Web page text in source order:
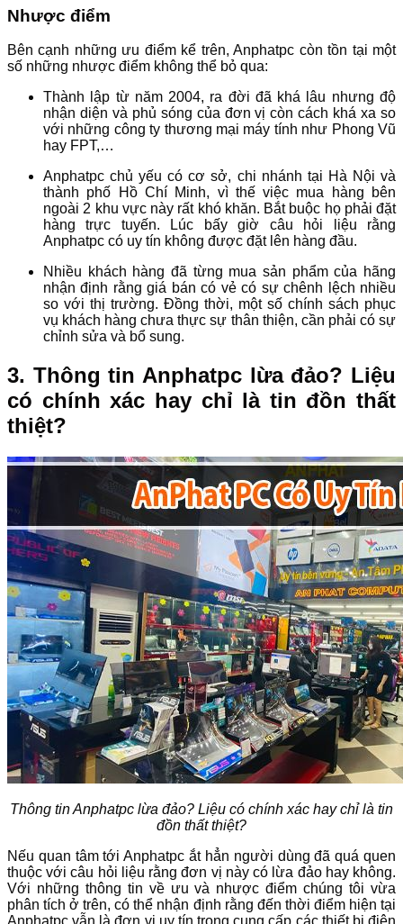
Nhược điểm
Bên cạnh những ưu điểm kể trên, Anphatpc còn tồn tại một
số những nhược điểm không thể bỏ qua:
Thành lập từ năm 2004, ra đời đã khá lâu nhưng độ
nhận diện và phủ sóng của đơn vị còn cách khá xa so
với những công ty thương mại máy tính như Phong Vũ
hay FPT,…
Anphatpc chủ yếu có cơ sở, chi nhánh tại Hà Nội và
thành phố Hồ Chí Minh, vì thế việc mua hàng bên
ngoài 2 khu vực này rất khó khăn. Bắt buộc họ phải đặt
hàng trực tuyến. Lúc bấy giờ câu hỏi liệu rằng
Anphatpc có uy tín không được đặt lên hàng đầu.
Nhiều khách hàng đã từng mua sản phẩm của hãng
nhận định rằng giá bán có vẻ có sự chênh lệch nhiều
so với thị trường. Đồng thời, một số chính sách phục
vụ khách hàng chưa thực sự thân thiện, cần phải có sự
chỉnh sửa và bổ sung.
3. Thông tin Anphatpc lừa đảo? Liệu
có chính xác hay chỉ là tin đồn thất
thiệt?
Thông tin Anphatpc lừa đảo? Liệu có chính xác hay chỉ là tin
đồn thất thiệt?
Nếu quan tâm tới Anphatpc ắt hẳn người dùng đã quá quen
thuộc với câu hỏi liệu rằng đơn vị này có lừa đảo hay không.
Với những thông tin về ưu và nhược điểm chúng tôi vừa
phân tích ở trên, có thể nhận định rằng đến thời điểm hiện tại